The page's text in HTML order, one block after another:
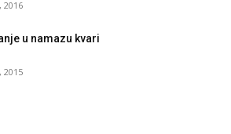
2016
u namazu kvari
2015